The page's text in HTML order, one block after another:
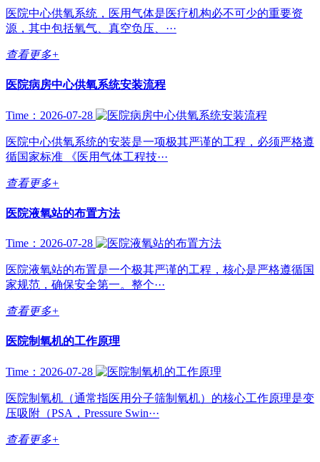
医院中心供氧系统，医用气体是医疗机构必不可少的重要资
源，其中包括氧气、真空负压、···
查看更多+
医院病房中心供氧系统安装流程
Time：2026-07-28
医院中心供氧系统的安装是一项极其严谨的工程，必须严格遵
循国家标准 《医用气体工程技···
查看更多+
医院液氧站的布置方法
Time：2026-07-28
医院液氧站的布置是一个极其严谨的工程，核心是严格遵循国
家规范，确保安全第一。整个···
查看更多+
医院制氧机的工作原理
Time：2026-07-28
医院制氧机（通常指医用分子筛制氧机）的核心工作原理是变
压吸附（PSA，Pressure Swin···
查看更多+